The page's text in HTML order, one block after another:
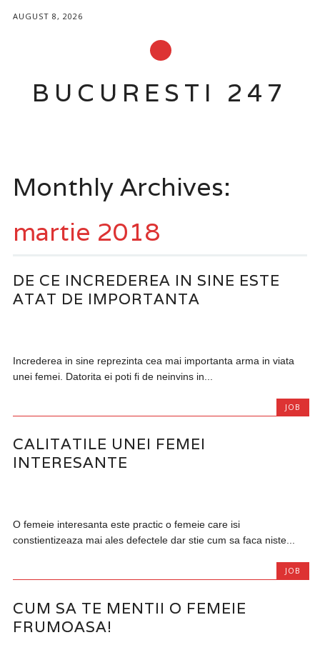
AUGUST 8, 2026
BUCURESTI 247
content
Monthly Archives:
martie 2018
DE CE INCREDEREA IN SINE ESTE
ATAT DE IMPORTANTA
Increderea in sine reprezinta cea mai importanta arma in viata
unei femei. Datorita ei poti fi de neinvins in...
JOB
CALITATILE UNEI FEMEI
INTERESANTE
O femeie interesanta este practic o femeie care isi
constientizeaza mai ales defectele dar stie cum sa faca niste...
JOB
CUM SA TE MENTII O FEMEIE
FRUMOASA!